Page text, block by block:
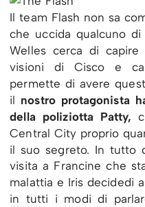
Il team Flash non sa
che uccida qualcuno
Welles cerca di
visioni di Cisco e
permette di avere
il nostro protagonista
della poliziotta Patty,
Central City proprio
il suo segreto. In tutto
visita a Francine che
malattia e Iris decidedi
in tutti i modi di